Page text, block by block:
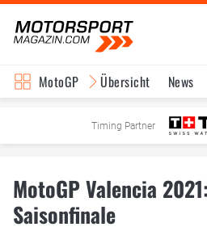
MotoGP Übersicht News
Timing Partner
MotoGP Valencia
Saisonfinale